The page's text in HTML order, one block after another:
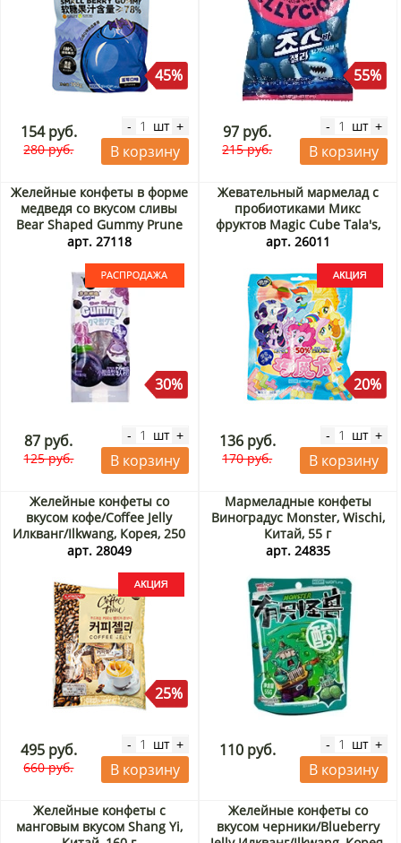
45%
154 руб.
280 руб.
- шт +
В корзину
55%
97 руб.
215 руб.
- шт +
В корзину
Желейные конфеты в форме
медведя со вкусом сливы
Bear Shaped Gummy Prune
Ennjoi Guandong Lefen,
01.09.2026. Распродажа
арт. 27118
30%
87 руб.
125 руб.
- шт +
В корзину
Жевательный мармелад с
пробиотиками Микс
фруктов Magic Cube Tala's,
Китай, 60 г Акция
арт. 26011
20%
136 руб.
170 руб.
- шт +
В корзину
Желейные конфеты со
вкусом кофе/Coffee Jelly
Илкванг/Ilkwang, Корея, 250
г Акция
арт. 28049
25%
495 руб.
660 руб.
- шт +
В корзину
Мармеладные конфеты
Виноградус Monster, Wischi,
Китай, 55 г
арт. 24835
110 руб. - шт +
В корзину
Желейные конфеты с
манговым вкусом Shang Yi,
Желейные конфеты со
вкусом черники/Blueberry